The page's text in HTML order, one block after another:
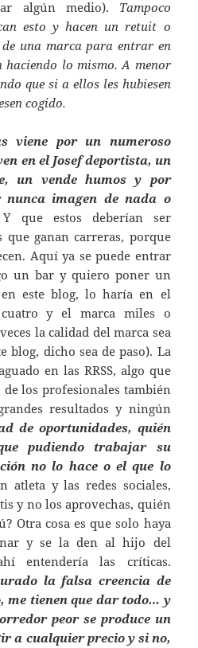
algún medio). Tampoco
esto y hacen un retuit o
una marca para entrar en
haciendo lo mismo. A menor
que si a ellos les hubiesen
cogido.
viene por un numeroso
en el Josef deportista, un
un vende humos y por
imagen de nada o
Y que estos deberían ser
que ganan carreras, porque
Aquí ya se puede entrar
un bar y quiero poner un
este blog, lo haría en el
y el marca miles o
la calidad del marca sea
blog, dicho sea de paso). La
en las RRSS, algo que
de los profesionales también
resultados y ningún
de oportunidades, quién
pudiendo trabajar su
no lo hace o el que lo
atleta y las redes sociales,
y no los aprovechas, quién
Otra cosa es que solo haya
y se la den al hijo del
entendería las críticas.
la falsa creencia de
me tienen que dar todo… y
peor se produce un
a cualquier precio y si no,